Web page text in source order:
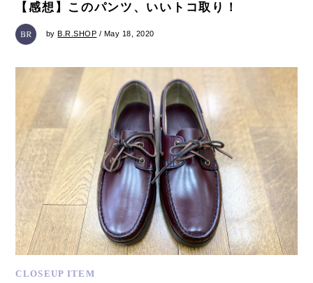
【感想】このパンツ、いいトコ取り！
byB.R.SHOP / May 18, 2020
CLOSEUP ITEM